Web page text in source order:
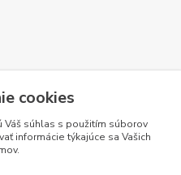
cookies
Váš súhlas s použitím súborov
informácie týkajúce sa Vašich